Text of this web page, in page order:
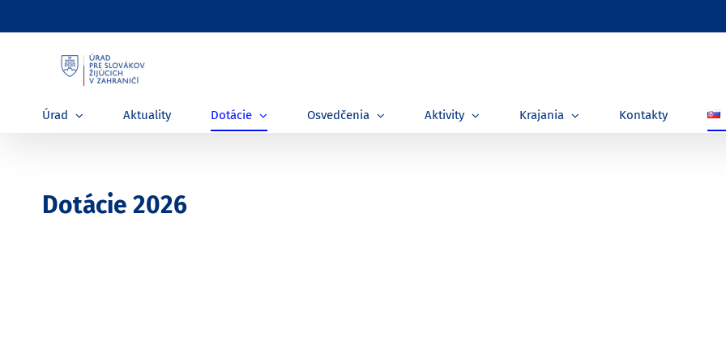
to
Úrad Aktuality Dotácie Osvedčenia Aktivity Krajania Kontakty
Dotácie 2026